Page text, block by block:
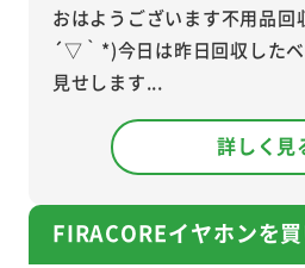
おはようございます不用品
´▽｀*)今日は昨日回収した
見せします...
詳しく見
FIRACOREイヤホンを